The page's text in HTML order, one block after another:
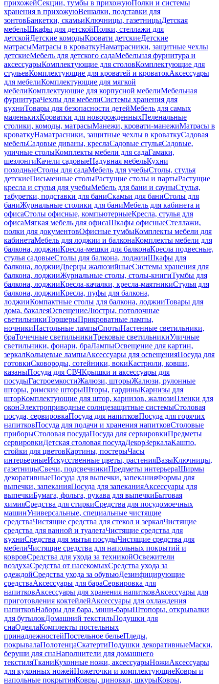
прихожейСекции, тумбы в прихожуюПолки и системы
хранения в прихожуюВешалки, подставки для
зонтовБанкетки, скамьиКлючницы, газетницыДетская
мебельШкафы для детскойПолки, стеллажи для
детскойДетские комодыКровати детскиеДетские
матрасыМатрасы в кроваткуНаматрасники, защитные чехлы
детскиеМебель для детского садаМебельная фурнитура и
аксессуарыКомплектующие для столовКомплектующие для
стульевКомплектующие для кроватей и кроватокАксессуары
для мебелиКомплектующие для мягкой
мебелиКомплектующие для корпусной мебелиМебельная
фурнитураЧехлы для мебелиСистемы хранения для
кухниТовары для безопасности детейМебель для самых
маленькихКроватки для новорожденныхПеленальные
столики, комоды, матрасыМанежи, кровати-манежиМатрасы в
кроваткуНаматрасники, защитные чехлы в кроваткуСадовая
мебельСадовые диваны, креслаСадовые стульяСадовые,
уличные столыКомплекты мебели для садаГамаки,
шезлонгиКачели садовыеНадувная мебельКухни
походныеСтолы для садаМебель для учебыСтолы, стулья
детскиеПисьменные столыРастущие столы и партыРастущие
кресла и стулья для учебыМебель для бани и сауныСтулья,
табуретки, подставки для баниСкамьи для баниСтолы для
баниЖурнальные столики для баниМебель для кабинета и
офисаСтолы офисные, компьютерныеКресла, стулья для
офисаМягкая мебель для офисаШкафы офисныеСтеллажи,
полки для документовОфисные тумбыКомплекты мебели для
кабинетаМебель для лоджии и балконаКомплекты мебели для
балкона, лоджииКресла-мешки для балконаКресла подвесные,
стулья садовыеСтолы для балкона, лоджииШкафы для
балкона, лоджииДверцы жалюзийныеСистемы хранения для
балкона, лоджииЖурнальные столы, столы-книгиТумбы для
балкона, лоджииКресла-качалки, кресла-маятникиСтулья для
балкона, лоджииКресла, пуфы для балкона,
лоджииКомпактные столы для балкона, лоджииТовары для
дома, бакалеяОсвещениеЛюстры, потолочные
светильникиТоршерыПрикроватные лампы,
ночникиНастольные лампыСпотыНастенные светильники,
браТочечные светильникиТрековые светильникиУличные
светильники, фонари, браЛампыОсвещение для картин,
зеркалКольцевые лампыАксессуары для освещенияПосуда для
готовкиСковороды, сотейники, вокиКастрюли, ковши,
казаныПосуда для СВЧКрышки и аксессуары для
посудыГастроемкостиЖалюзи, шторыЖалюзи, рулонные
шторы, римские шторыШторы, гардиныКарнизы для
шторКомплектующие для штор, карнизов, жалюзиПленки для
оконЭлектроприводные солнцезащитные системыСтоловая
посуда, сервировкаПосуда для напитковПосуда для горячих
напитковПосуда для подачи и хранения напитковСтоловые
приборыСтоловая посудаПосуда для сервировкиПредметы
сервировкиДетская столовая посудаДекорЗеркалаКашпо,
стойки для цветовКартины, постерыЧасы
интерьерныеИскусственные цветы, растенияВазыКлючницы,
газетницыСвечи, подсвечникиПредметы интерьераШирмы
декоративныеПосуда для выпечки, запеканияФормы для
выпечки, запеканияПосуда для запеканияАксессуары для
выпечкиБумага, фольга, рукава для выпечкиБытовая
химияСредства для стиркиСредства для посудомоечных
машинУниверсальные, специальные чистящие
средстваЧистящие средства для стекол и зеркалЧистящие
средства для ванной и туалетаЧистящие средства для
кухниСредства для мытья посудыЧистящие средства для
мебелиЧистящие средства для напольных покрытий и
ковровСредства для ухода за техникойОсвежители
воздухаСредства от насекомыхСредства ухода за
одеждойСредства ухода за обувьюДезинфицирующие
средстваАксессуары для бараСервировка для
напитковАксессуары для хранения напитковАксессуары для
приготовления коктейлейАксессуары для охлаждения
напитковНаборы для бара, мини-барыШтопоры, открывалки
для бутылокДомашний текстильПодушки для
снаОдеялаКомплекты постельных
принадлежностейПостельное бельеПледы,
покрывалаПолотенцаСкатертиПодушки декоративныеМаски,
беруши для снаНаполнители для домашнего
текстиляТканиКухонные ножи, аксессуарыНожиАксессуары
для кухонных ножейНожеточки и комплектующиеКовры и
напольные покрытияКовры, циновки, шкурыКовры,